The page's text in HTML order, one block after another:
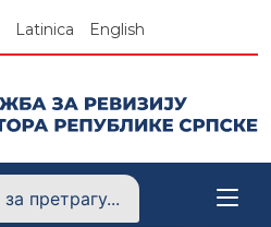
Latinica English